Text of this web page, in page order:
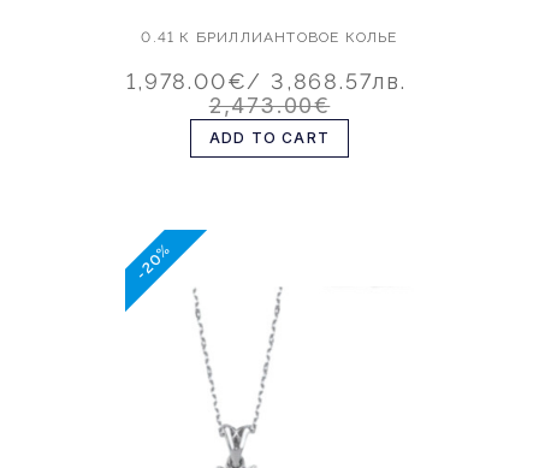
0.41 К БРИЛЛИАНТОВОЕ КОЛЬЕ
1,978.00€/ 3,868.57лв.
2,473.00€
ADD TO CART
-20%